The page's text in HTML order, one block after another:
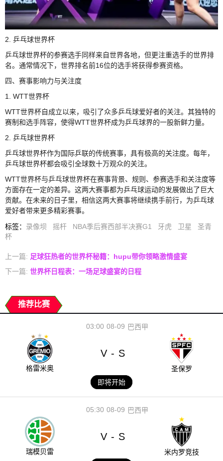
2. 乒乓球世界杯
乒乓球世界杯的参赛选手同样来自世界各地，但更注重选手的世界排
名。通常情况下，世界排名前16位的选手将获得参赛资格。
四、赛事影响力与关注度
1. WTT世界杯
WTT世界杯自成立以来，吸引了众多乒乓球爱好者的关注。其独特的
赛制和选手阵容，使得WTT世界杯成为乒乓球界的一股新鲜力量。
2. 乒乓球世界杯
乒乓球世界杯作为国际乒联的传统赛事，具有极高的关注度。每年，
乒乓球世界杯都会吸引全球数十万观众的关注。
WTT世界杯与乒乓球世界杯在赛事背景、规则、参赛选手和关注度等
方面存在一定的差异。这两大赛事都为乒乓球运动的发展做出了巨大
贡献。在未来的日子里，相信这两大赛事将继续携手前行，为乒乓球
爱好者带来更多精彩赛事。
标签： 录像坝 摇杆 NBA季后赛西部半决赛G1 牙虎 卫星
圣青
杯
上一篇: 足球狂热者的世界杯秘籍：hupu带你领略激情盛宴
下一篇: 世界杯日程表：一场足球盛宴的日程
推荐比赛
08-09
03:00 巴西甲
格雷米奥
V - S
圣保罗
即将开始
08-09
05:30 巴西甲
瑞模贝雷
V - S
米内罗竞技